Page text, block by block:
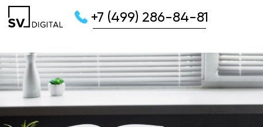
+7 (499) 286-84-81